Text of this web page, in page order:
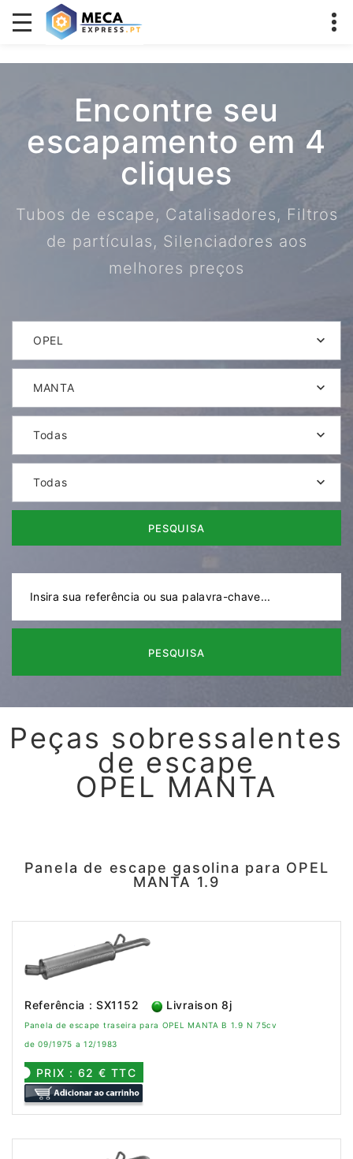
Encontre seu
escapamento em 4
cliques
Tubos de escape, Catalisadores, Filtros
de partículas, Silenciadores aos
melhores preços
OPEL
MANTA
Todas
Todas
PESQUISA
PESQUISA
Peças sobressalentes
de escape
OPEL MANTA
Panela de escape gasolina para OPEL
MANTA 1.9
Referência : SX1152 Livraison 8j
Panela de escape traseira para OPEL MANTA B 1.9 N 75cv
de 09/1975 a 12/1983
PRIX : 62 € TTC